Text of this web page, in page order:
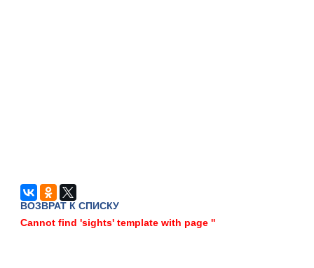
ВОЗВРАТ К СПИСКУ
Cannot find 'sights' template with page ''